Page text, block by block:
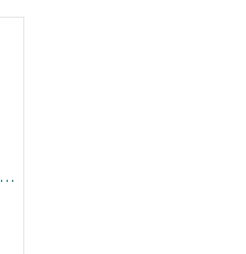
お役立ち設定ミニ情報（動画）